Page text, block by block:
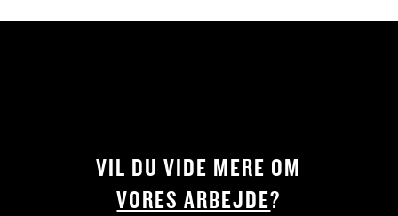
VIL DU VIDE MERE OM
VORES ARBEJDE?